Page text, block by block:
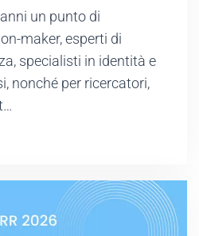
un punto di
maker, esperti di
specialisti in identità e
nonché per ricercatori,